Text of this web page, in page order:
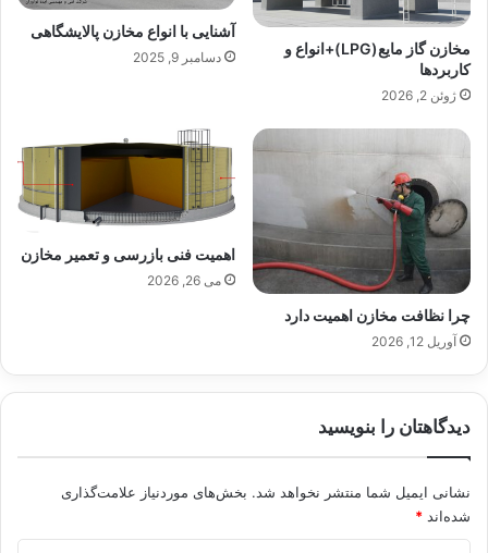
مخازن گاز مایع(LPG)+انواع و
کاربردها
ژوئن 2, 2026
آشنایی با انواع مخازن پالایشگاهی
دسامبر 9, 2025
چرا نظافت مخازن اهمیت دارد
آوریل 12, 2026
اهمیت فنی بازرسی و تعمیر مخازن
می 26, 2026
دیدگاهتان را بنویسید
نشانی ایمیل شما منتشر نخواهد شد. بخش‌های موردنیاز علامت‌گذاری
شده‌اند *